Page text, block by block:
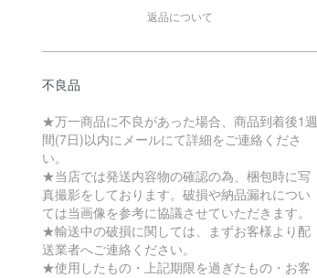
返品について
不良品
★万一商品に不良があった場合、商品到着後1週
間(7日)以内にメールにて詳細をご連絡くださ
い。
★当店では発送内容物の確認の為、梱包時に写
真撮影をしております。破損や納品漏れについ
ては当画像を参考に協議させていただきます。
★輸送中の破損に関しては、まずお客様より配
送業者へご連絡ください。
★使用したもの・上記期限を過ぎたもの・お客